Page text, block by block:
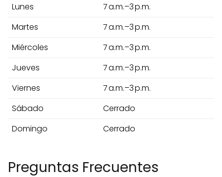
Lunes
7 a.m.–3 p.m.
Martes
7 a.m.–3 p.m.
Miércoles
7 a.m.–3 p.m.
Jueves
7 a.m.–3 p.m.
Viernes
7 a.m.–3 p.m.
Sábado
Cerrado
Domingo
Cerrado
Preguntas Frecuentes